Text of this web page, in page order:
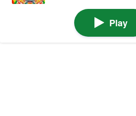
Play